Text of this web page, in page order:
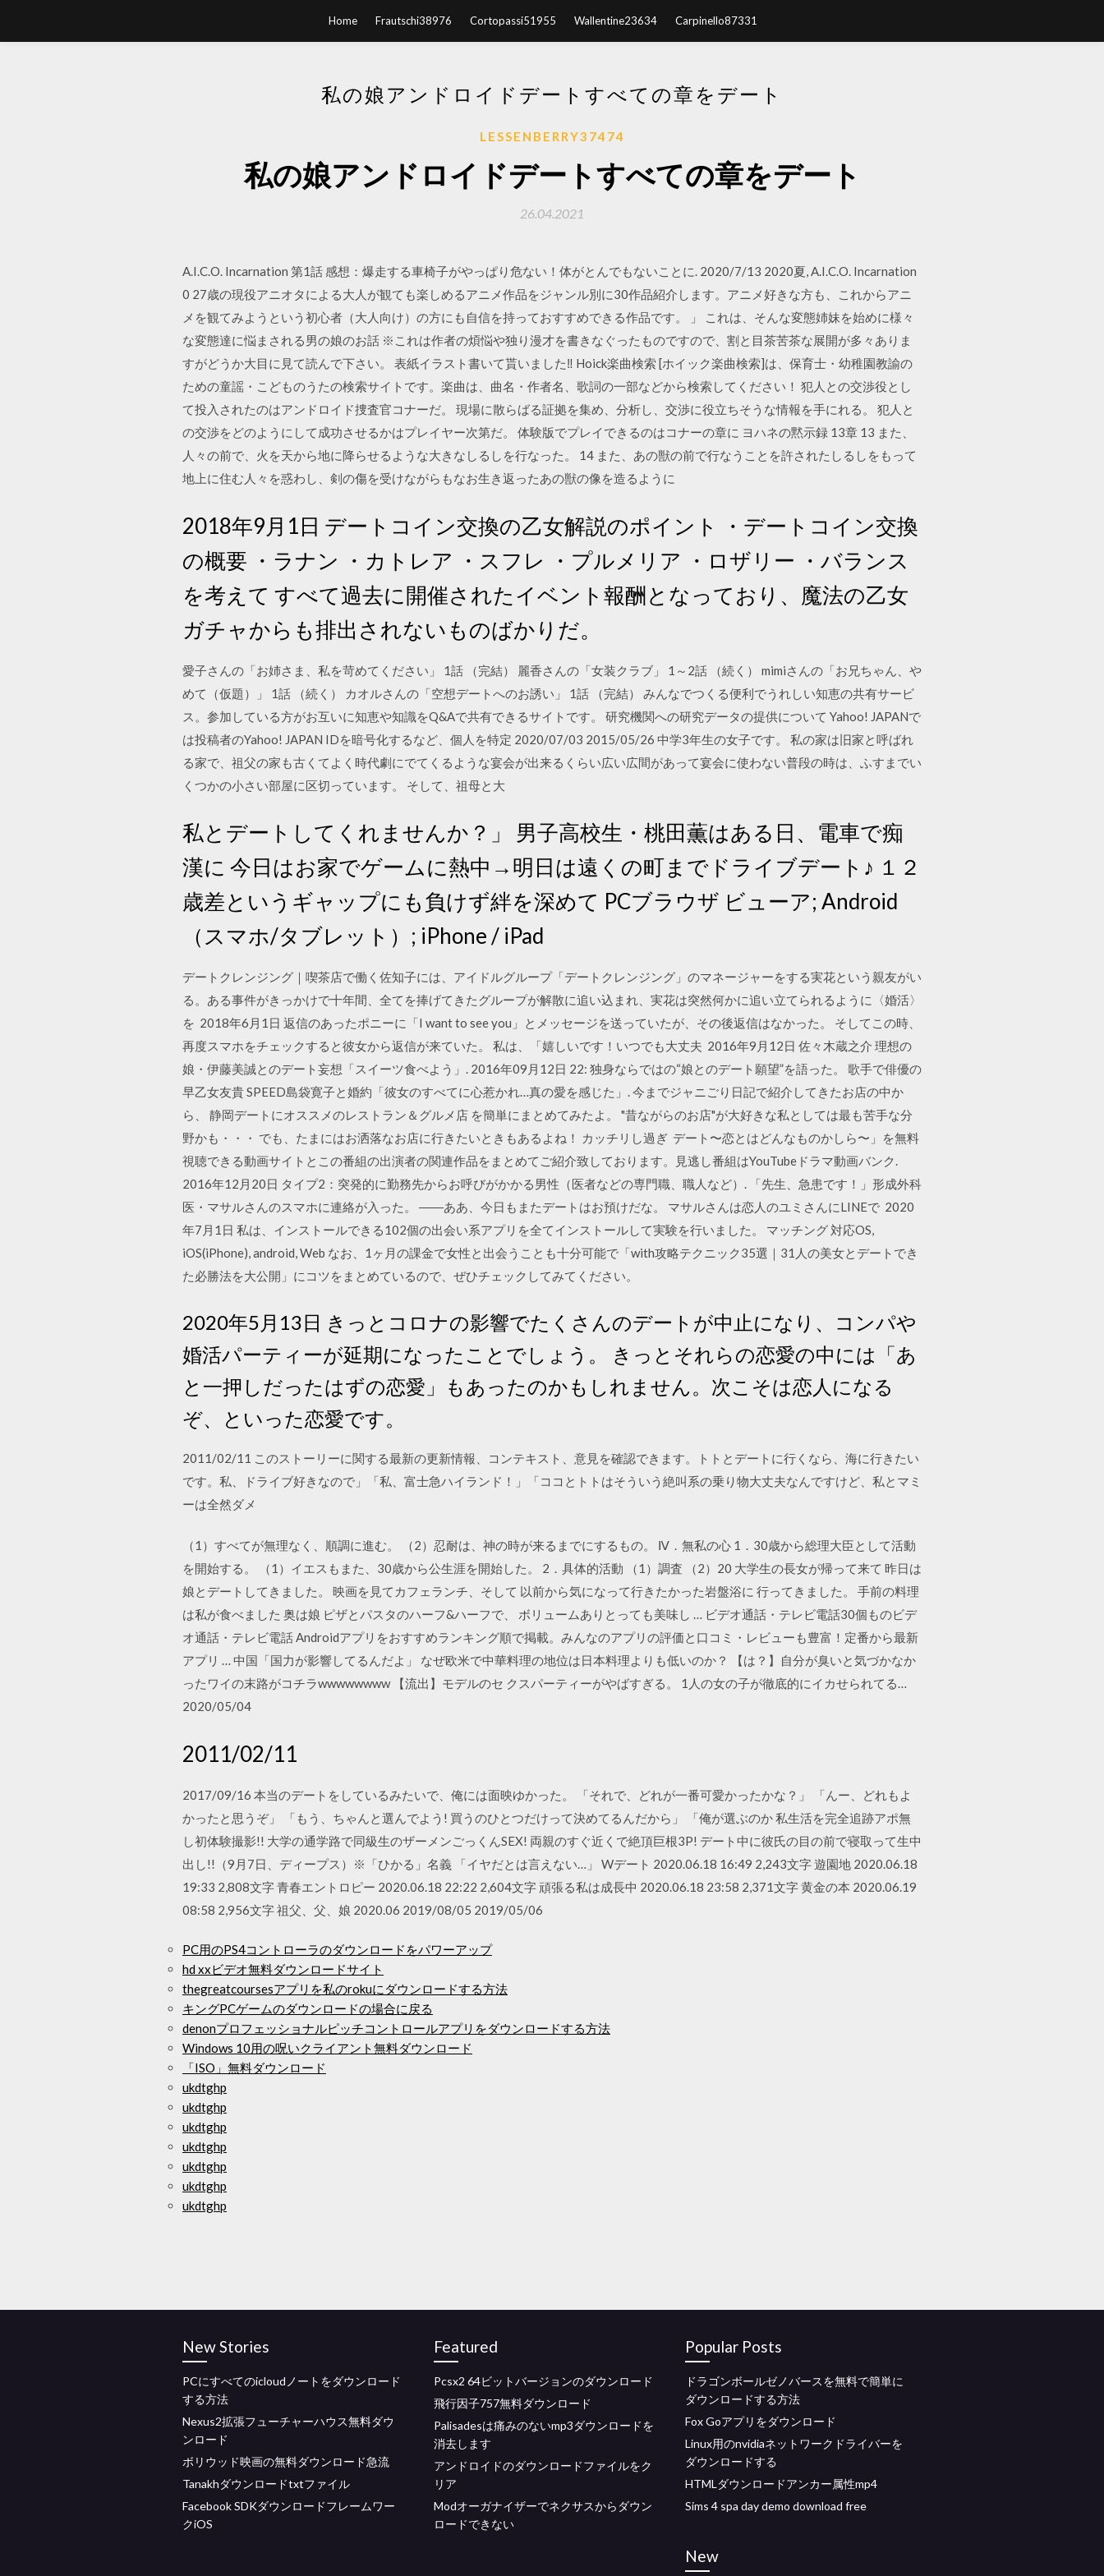
Home Frautschi38976 Cortopassi51955 Wallentine23634 Carpinello87331
私の娘アンドロイドデートすべての章をデート
LESSENBERRY37474
私の娘アンドロイドデートすべての章をデート
26.04.2021
A.I.C.O. Incarnation 第1話 感想：爆走する車椅子がやっぱり危ない！体がとんでもないことに. 2020/7/13 2020夏, A.I.C.O. Incarnation
0 27歳の現役アニオタによる大人が観ても楽しめるアニメ作品をジャンル別に30作品紹介します。アニメ好きな方も、これからアニ
メを観てみようという初心者（大人向け）の方にも自信を持っておすすめできる作品です。 」 これは、そんな変態姉妹を始めに様々
な変態達に悩まされる男の娘のお話 ※これは作者の煩悩や独り漫才を書きなぐったものですので、割と目茶苦茶な展開が多々ありま
すがどうか大目に見て読んで下さい。 表紙イラスト書いて貰いました‼ Hoick楽曲検索 [ホイック楽曲検索]は、保育士・幼稚園教諭の
ための童謡・こどものうたの検索サイトです。楽曲は、曲名・作者名、歌詞の一部などから検索してください！ 犯人との交渉役とし
て投入されたのはアンドロイド捜査官コナーだ。 現場に散らばる証拠を集め、分析し、交渉に役立ちそうな情報を手にれる。 犯人と
の交渉をどのようにして成功させるかはプレイヤー次第だ。 体験版でプレイできるのはコナーの章に ヨハネの黙示録 13章 13 また、
人々の前で、火を天から地に降らせるような大きなしるしを行なった。 14 また、あの獣の前で行なうことを許されたしるしをもって
地上に住む人々を惑わし、剣の傷を受けながらもなお生き返ったあの獣の像を造るように
2018年9月1日 デートコイン交換の乙女解説のポイント ・デートコイン交換
の概要 ・ラナン ・カトレア ・スフレ ・プルメリア ・ロザリー ・バランス
を考えて すべて過去に開催されたイベント報酬となっており、魔法の乙女
ガチャからも排出されないものばかりだ。
愛子さんの「お姉さま、私を苛めてください」 1話 （完結） 麗香さんの「女装クラブ」 1～2話 （続く） mimiさんの「お兄ちゃん、や
めて（仮題）」 1話 （続く） カオルさんの「空想デートへのお誘い」 1話 （完結） みんなでつくる便利でうれしい知恵の共有サービ
ス。参加している方がお互いに知恵や知識をQ&Aで共有できるサイトです。 研究機関への研究データの提供について Yahoo! JAPANで
は投稿者のYahoo! JAPAN IDを暗号化するなど、個人を特定 2020/07/03 2015/05/26 中学3年生の女子です。 私の家は旧家と呼ばれ
る家で、祖父の家も古くてよく時代劇にでてくるような宴会が出来るくらい広い広間があって宴会に使わない普段の時は、ふすまでい
くつかの小さい部屋に区切っています。 そして、祖母と大
私とデートしてくれませんか？」 男子高校生・桃田薫はある日、電車で痴
漢に 今日はお家でゲームに熱中→明日は遠くの町までドライブデート♪ １２
歳差というギャップにも負けず絆を深めて PCブラウザ ビューア; Android
（スマホ/タブレット）; iPhone / iPad
デートクレンジング｜喫茶店で働く佐知子には、アイドルグループ「デートクレンジング」のマネージャーをする実花という親友がい
る。ある事件がきっかけで十年間、全てを捧げてきたグループが解散に追い込まれ、実花は突然何かに追い立てられるように〈婚活〉
を 2018年6月1日 返信のあったポニーに「I want to see you」とメッセージを送っていたが、その後返信はなかった。 そしてこの時、
再度スマホをチェックすると彼女から返信が来ていた。 私は、「嬉しいです！いつでも大丈夫 2016年9月12日 佐々木蔵之介 理想の
娘・伊藤美誠とのデート妄想「スイーツ食べよう」. 2016年09月12日 22: 独身ならではの“娘とのデート願望”を語った。 歌手で俳優の
早乙女友貴 SPEED島袋寛子と婚約「彼女のすべてに心惹かれ…真の愛を感じた」. 今までジャニごり日記で紹介してきたお店の中か
ら、 静岡デートにオススメのレストラン＆グルメ店 を簡単にまとめてみたよ。 "昔ながらのお店"が大好きな私としては最も苦手な分
野かも・・・ でも、たまにはお洒落なお店に行きたいときもあるよね！ カッチリし過ぎ デート〜恋とはどんなものかしら〜」を無料
視聴できる動画サイトとこの番組の出演者の関連作品をまとめてご紹介致しております。見逃し番組はYouTubeドラマ動画バンク.
2016年12月20日 タイプ2：突発的に勤務先からお呼びがかかる男性（医者などの専門職、職人など）. 「先生、急患です！」形成外科
医・マサルさんのスマホに連絡が入った。 ――ああ、今日もまたデートはお預けだな。 マサルさんは恋人のユミさんにLINEで 2020
年7月1日 私は、インストールできる102個の出会い系アプリを全てインストールして実験を行いました。 マッチング 対応OS,
iOS(iPhone), android, Web なお、1ヶ月の課金で女性と出会うことも十分可能で「with攻略テクニック35選｜31人の美女とデートでき
た必勝法を大公開」にコツをまとめているので、ぜひチェックしてみてください。
2020年5月13日 きっとコロナの影響でたくさんのデートが中止になり、コンパや
婚活パーティーが延期になったことでしょう。 きっとそれらの恋愛の中には「あ
と一押しだったはずの恋愛」もあったのかもしれません。次こそは恋人になる
ぞ、といった恋愛です。
2011/02/11 このストーリーに関する最新の更新情報、コンテキスト、意見を確認できます。トトとデートに行くなら、海に行きたい
です。私、ドライブ好きなので」「私、富士急ハイランド！」「ココとトトはそういう絶叫系の乗り物大丈夫なんですけど、私とマミ
ーは全然ダメ
（1）すべてが無理なく、順調に進む。 （2）忍耐は、神の時が来るまでにするもの。 Ⅳ．無私の心 1．30歳から総理大臣として活動
を開始する。 （1）イエスもまた、30歳から公生涯を開始した。 2．具体的活動 （1）調査 （2）20 大学生の長女が帰って来て 昨日は
娘とデートしてきました。 映画を見てカフェランチ、そして 以前から気になって行きたかった岩盤浴に 行ってきました。 手前の料理
は私が食べました 奥は娘 ピザとパスタのハーフ&ハーフで、 ボリュームありとっても美味し … ビデオ通話・テレビ電話30個ものビデ
オ通話・テレビ電話 Androidアプリをおすすめランキング順で掲載。みんなのアプリの評価と口コミ・レビューも豊富！定番から最新
アプリ … 中国「国力が影響してるんだよ」 なぜ欧米で中華料理の地位は日本料理よりも低いのか？ 【は？】自分が臭いと気づかなか
ったワイの末路がコチラwwwwwwww 【流出】モデルのセ クスパーティーがやばすぎる。 1人の女の子が徹底的にイカせられてる…
2020/05/04
2011/02/11
2017/09/16 本当のデートをしているみたいで、俺には面映ゆかった。 「それで、どれが一番可愛かったかな？」 「んー、どれもよ
かったと思うぞ」 「もう、ちゃんと選んでよう! 買うのひとつだけって決めてるんだから」 「俺が選ぶのか 私生活を完全追跡アポ無
し初体験撮影!! 大学の通学路で同級生のザーメンごっくんSEX! 両親のすぐ近くで絶頂巨根3P! デート中に彼氏の目の前で寝取って生中
出し!!（9月7日、ディープス）※「ひかる」名義 「イヤだとは言えない…」 Wデート 2020.06.18 16:49 2,243文字 遊園地 2020.06.18
19:33 2,808文字 青春エントロピー 2020.06.18 22:22 2,604文字 頑張る私は成長中 2020.06.18 23:58 2,371文字 黄金の本 2020.06.19
08:58 2,956文字 祖父、父、娘 2020.06 2019/08/05 2019/05/06
PC用のPS4コントローラのダウンロードをパワーアップ
hd xxビデオ無料ダウンロードサイト
thegreatcoursesアプリを私のrokuにダウンロードする方法
キングPCゲームのダウンロードの場合に戻る
denonプロフェッショナルピッチコントロールアプリをダウンロードする方法
Windows 10用の呪いクライアント無料ダウンロード
「ISO」無料ダウンロード
ukdtghp
ukdtghp
ukdtghp
ukdtghp
ukdtghp
ukdtghp
ukdtghp
New Stories
PCにすべてのicloudノートをダウンロード
する方法
Nexus2拡張フューチャーハウス無料ダウ
ンロード
ボリウッド映画の無料ダウンロード急流
Tanakhダウンロードtxtファイル
Facebook SDKダウンロードフレームワー
クiOS
Featured
Pcsx2 64ビットバージョンのダウンロード
飛行因子757無料ダウンロード
Palisadesは痛みのないmp3ダウンロードを
消去します
アンドロイドのダウンロードファイルをク
リア
Modオーガナイザーでネクサスからダウン
ロードできない
Popular Posts
ドラゴンボールゼノバースを無料で簡単に
ダウンロードする方法
Fox Goアプリをダウンロード
Linux用のnvidiaネットワークドライバーを
ダウンロードする
HTMLダウンロードアンカー属性mp4
Sims 4 spa day demo download free
New